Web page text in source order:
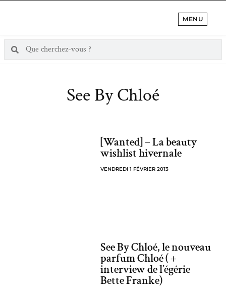
MENU
See By Chloé
[Wanted] – La beauty
wishlist hivernale
VENDREDI 1 FÉVRIER 2013
See By Chloé, le nouveau
parfum Chloé ( +
interview de l’égérie
Bette Franke)